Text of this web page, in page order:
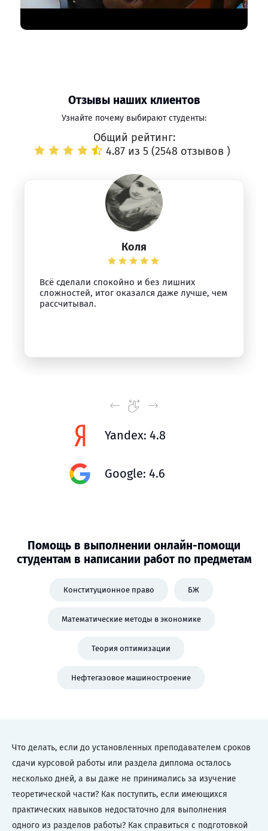
Отзывы наших клиентов
Узнайте почему выбирают студенты:
Общий рейтинг:
4.87 из 5 (2548 отзывов )
Коля
Всё сделали спокойно и без лишних
сложностей, итог оказался даже лучше, чем
рассчитывал.
Yandex: 4.8
Google: 4.6
Помощь в выполнении онлайн-помощи
студентам в написании работ по предметам
Конституционное право БЖ
Математические методы в экономике
Теория оптимизации
Нефтегазовое машиностроение
Что делать, если до установленных преподавателем сроков
сдачи курсовой работы или раздела диплома осталось
несколько дней, а вы даже не принимались за изучение
теоретической части? Как поступить, если имеющихся
практических навыков недостаточно для выполнения
одного из разделов работы? Как справиться с подготовкой